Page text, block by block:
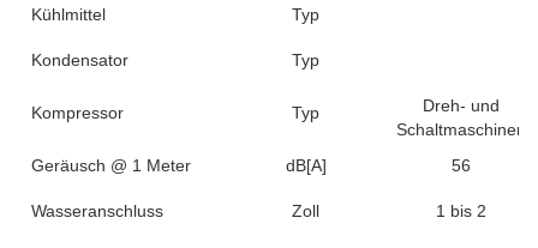
Kühlmittel Typ
Kondensator Typ
Kompressor Typ
Dreh- und
Schaltmaschinen
Geräusch @ 1 Meter
dB[A] 56
Wasseranschluss Zoll 1 bis 2